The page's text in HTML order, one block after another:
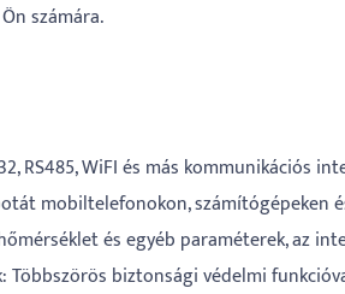
számára.
RS485, WiFI és más kommunikációs
mobiltelefonokon, számítógépeken
és egyéb paraméterek, az
Többszörös biztonsági védelmi